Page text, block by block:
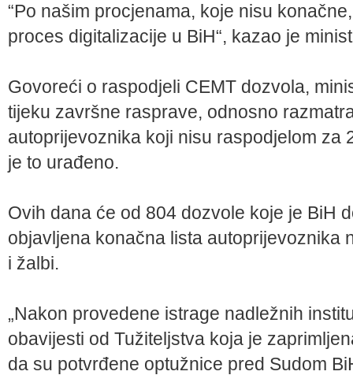
“Po našim procjenama, koje nisu
proces digitalizacije u BiH“, kazao je
Govoreći o raspodjeli CEMT dozvola,
tijeku završne rasprave, odnosno
autoprijevoznika koji nisu raspodjelom
je to urađeno.
Ovih dana će od 804 dozvole koje je BiH
objavljena konačna lista autoprijevoznika
i žalbi.
„Nakon provedene istrage nadležnih
obavijesti od Tužiteljstva koja je
da su potvrđene optužnice pred Sudom